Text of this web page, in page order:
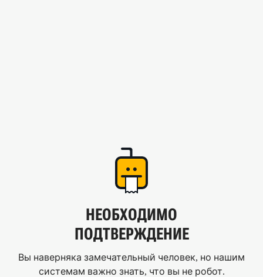
НЕОБХОДИМО
ПОДТВЕРЖДЕНИЕ
Вы наверняка замечательный человек, но нашим
системам важно знать, что вы не робот.